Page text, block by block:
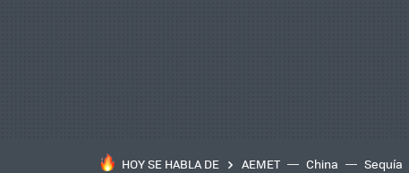
HOY SE HABLA DE AEMET China Sequía